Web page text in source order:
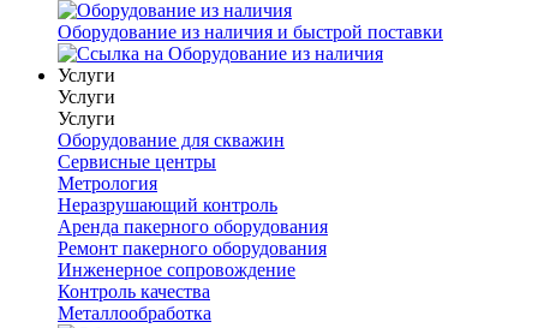
Оборудование из наличия и быстрой поставки
Услуги
Услуги
Услуги
Оборудование для скважин
Сервисные центры
Метрология
Неразрушающий контроль
Аренда пакерного оборудования
Ремонт пакерного оборудования
Инженерное сопровождение
Контроль качества
Металлообработка